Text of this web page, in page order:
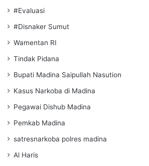
#Evaluasi
#Disnaker Sumut
Wamentan RI
Tindak Pidana
Bupati Madina Saipullah Nasution
Kasus Narkoba di Madina
Pegawai Dishub Madina
Pemkab Madina
satresnarkoba polres madina
Al Haris